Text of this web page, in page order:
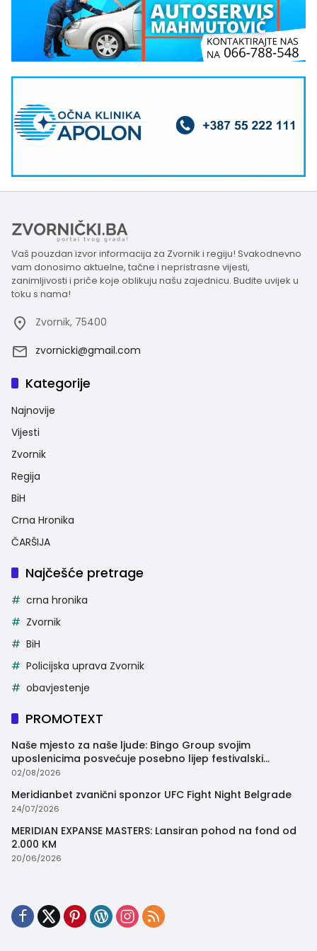
Vaš pouzdan izvor informacija za Zvornik i regiju! Svakodnevno
vam donosimo aktuelne, tačne i nepristrasne vijesti,
zanimljivosti i priče koje oblikuju našu zajednicu. Budite uvijek u
toku s nama!
Zvornik, 75400
zvornicki@gmail.com
Kategorije
Najnovije
Vijesti
Zvornik
Regija
BiH
Crna Hronika
ČARŠIJA
Najčešće pretrage
crna hronika
Zvornik
BiH
Policijska uprava Zvornik
obavjestenje
PROMOTEXT
Naše mjesto za naše ljude: Bingo Group svojim
uposlenicima posvećuje posebno lijep festivalski
trenutak
02/08/2026
Meridianbet zvanični sponzor UFC Fight Night Belgrade
24/07/2026
MERIDIAN EXPANSE MASTERS: Lansiran pohod na fond od
2.000 KM
20/06/2026